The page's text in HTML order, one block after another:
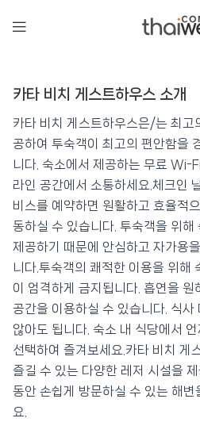
카타 비치 게스트하우스
📍 푸켓★★ ⭐ 8.3
💰 최저가 확인 · 예약하기
카타 비치 게스트하우스 소개
카타 비치 게스트하우스은/는 최고
공하여 투숙객이 최고의 편안함을
니다. 숙소에서 제공하는 무료 Wi-
라인 공간에서 소통하세요.체크인
비스를 예약하면 원활하고 효율적
동하실 수 있습니다. 투숙객을 위해
제공하기 때문에 안심하고 자가용
니다.투숙객의 쾌적한 이용을 위해
이 엄격하게 금지됩니다. 흡연을 원
공간을 이용하실 수 있습니다. 식사
않아도 됩니다. 숙소 내 식당에서
선택하여 즐겨보세요.카타 비치 게
즐길 수 있는 다양한 레저 시설을
동안 손쉽게 방문하실 수 있는 해변
요.